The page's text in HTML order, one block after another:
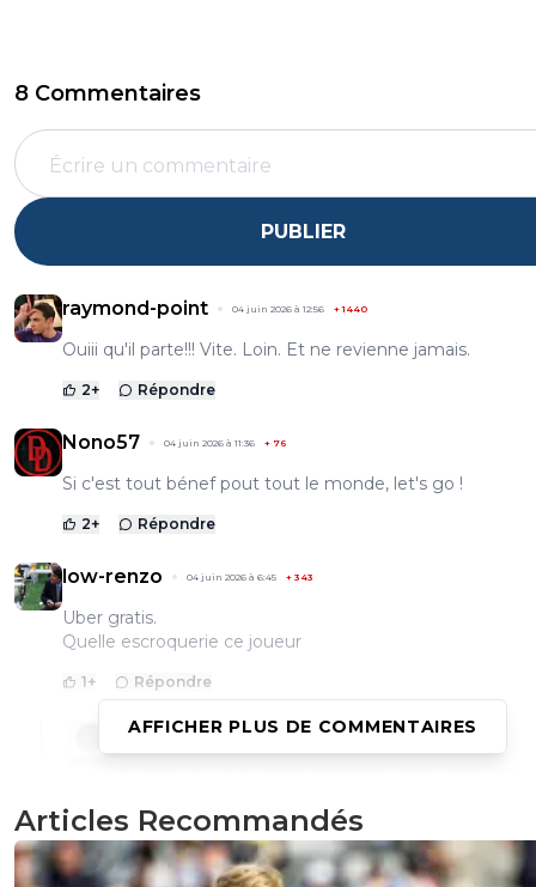
8 Commentaires
PUBLIER
raymond-point 04 juin 2026 à 12:56 +1440
Ouiii qu'il parte!!! Vite. Loin. Et ne revienne jamais.
2+ Répondre
Nono57 04 juin 2026 à 11:36 + 76
Si c'est tout bénef pout tout le monde, let's go !
2+ Répondre
low-renzo 04 juin 2026 à 6:45 + 343
Uber gratis.
Quelle escroquerie ce joueur
1+ Répondre
pastorius-pasto 04 juin 2026 à 10:12 +20
0+ Répondre
leogets 04 juin 2026 à 11:44 +1585
AFFICHER PLUS DE COMMENTAIRES
Articles Recommandés